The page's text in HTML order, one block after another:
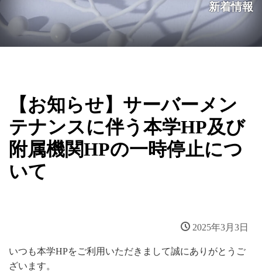
新着情報
【お知らせ】サーバーメン
テナンスに伴う本学HP及び
附属機関HPの一時停止につ
いて
2025年3月3日
いつも本学HPをご利用いただきまして誠にありがとうご
ざいます。